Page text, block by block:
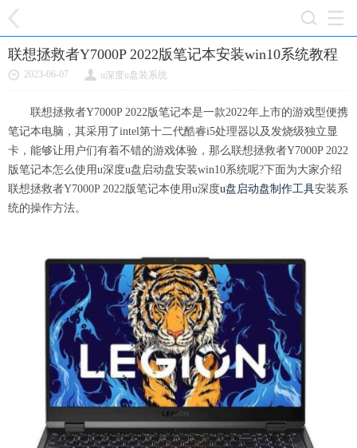
联想拯救者Y7000P 2022版笔记本安装win10系统教程
2023-06-07 u深度u盘装系统
联想拯救者Y7000P 2022版笔记本是一款2022年上市的游戏型便携
笔记本电脑，其采用了intel第十二代酷睿i5处理器以及发烧级独立显
卡，能够让用户们有着不错的游戏体验，那么联想拯救者Y7000P 2022
版笔记本怎么使用u深度u盘启动盘安装win10系统呢?下面为大家介绍
联想拯救者Y7000P 2022版笔记本使用u深度u盘启动盘制作工具安装系
统的操作方法。